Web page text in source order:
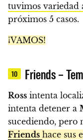
tuvimos variedad
próximos 5 casos.
¡VAMOS!
10 Friends –
Ross intenta
intenta detener a
sucediendo, pero
Friends hace sus